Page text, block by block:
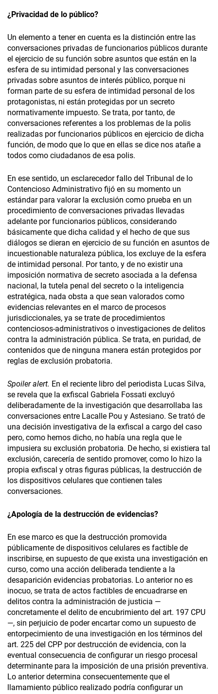
¿Privacidad de lo público?
Un elemento a tener en cuenta es la distinción entre las
conversaciones privadas de funcionarios públicos durante
el ejercicio de su función sobre asuntos que están en la
esfera de su intimidad personal y las conversaciones
privadas sobre asuntos de interés público, porque ni
forman parte de su esfera de intimidad personal de los
protagonistas, ni están protegidas por un secreto
normativamente impuesto. Se trata, por tanto, de
conversaciones referentes a los problemas de la polis
realizadas por funcionarios públicos en ejercicio de dicha
función, de modo que lo que en ellas se dice nos atañe a
todos como ciudadanos de esa polis.
En ese sentido, un esclarecedor fallo del Tribunal de lo
Contencioso Administrativo fijó en su momento un
estándar para valorar la exclusión como prueba en un
procedimiento de conversaciones privadas llevadas
adelante por funcionarios públicos, considerando
básicamente que dicha calidad y el hecho de que sus
diálogos se dieran en ejercicio de su función en asuntos de
incuestionable naturaleza pública, los excluye de la esfera
de intimidad personal. Por tanto, y de no existir una
imposición normativa de secreto asociada a la defensa
nacional, la tutela penal del secreto o la inteligencia
estratégica, nada obsta a que sean valorados como
evidencias relevantes en el marco de procesos
jurisdiccionales, ya se trate de procedimientos
contenciosos-administrativos o investigaciones de delitos
contra la administración pública. Se trata, en puridad, de
contenidos que de ninguna manera están protegidos por
reglas de exclusión probatoria.
Spoiler alert. En el reciente libro del periodista Lucas Silva,
se revela que la exfiscal Gabriela Fossati excluyó
deliberadamente de la investigación que desarrollaba las
conversaciones entre Lacalle Pou y Astesiano. Se trató de
una decisión investigativa de la exfiscal a cargo del caso
pero, como hemos dicho, no había una regla que le
impusiera su exclusión probatoria. De hecho, si existiera tal
exclusión, carecería de sentido promover, como lo hizo la
propia exfiscal y otras figuras públicas, la destrucción de
los dispositivos celulares que contienen tales
conversaciones.
¿Apología de la destrucción de evidencias?
En ese marco es que la destrucción promovida
públicamente de dispositivos celulares es factible de
inscribirse, en supuesto de que exista una investigación en
curso, como una acción deliberada tendiente a la
desaparición evidencias probatorias. Lo anterior no es
inocuo, se trata de actos factibles de encuadrarse en
delitos contra la administración de justicia —
concretamente el delito de encubrimiento del art. 197 CPU
—, sin perjuicio de poder encartar como un supuesto de
entorpecimiento de una investigación en los términos del
art. 225 del CPP por destrucción de evidencia, con la
eventual consecuencia de configurar un riesgo procesal
determinante para la imposición de una prisión preventiva.
Lo anterior determina consecuentemente que el
llamamiento público realizado podría configurar un